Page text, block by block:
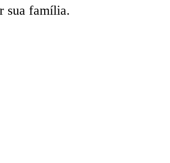
sua família.